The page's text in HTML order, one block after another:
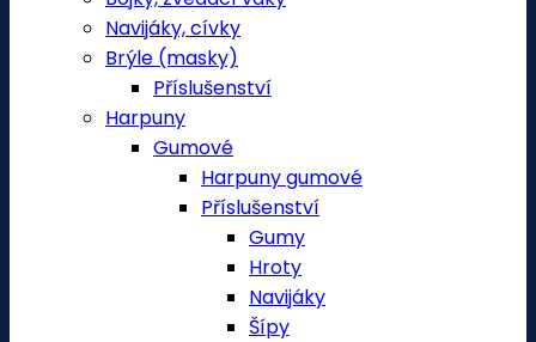
Navijáky, cívky
Brýle (masky)
Příslušenství
Harpuny
Gumové
Harpuny gumové
Příslušenství
Gumy
Hroty
Navijáky
Šípy